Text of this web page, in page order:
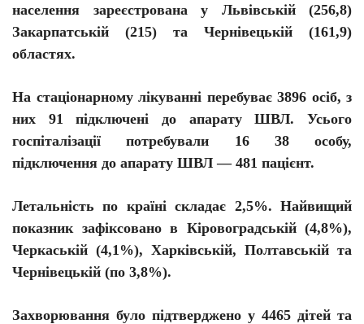
населення зареєстрована у Львівській (256,8)
Закарпатській (215) та Чернівецькій (161,9)
областях.
На стаціонарному лікуванні перебуває 3896 осіб, з
них 91 підключені до апарату ШВЛ. Усього
госпіталізації потребували 16 38 особу,
підключення до апарату ШВЛ — 481 пацієнт.
Летальність по країні складає 2,5%. Найвищий
показник зафіксовано в Кіровоградській (4,8%),
Черкаській (4,1%), Харківській, Полтавській та
Чернівецькій (по 3,8%).
Захворювання було підтверджено у 4465 дітей та